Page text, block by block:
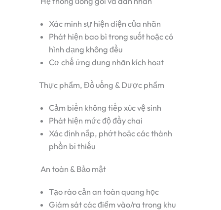
Xác minh sự hiện diện của nhãn
Phát hiện bao bì trong suốt hoặc có
hình dạng không đều
Cơ chế ứng dụng nhãn kích hoạt
Thực phẩm, Đồ uống & Dược phẩm
Cảm biến không tiếp xúc vệ sinh
Phát hiện mức độ đầy chai
Xác định nắp, phớt hoặc các thành
phần bị thiếu
An toàn & Bảo mật
Tạo rào cản an toàn quang học
Giám sát các điểm vào/ra trong khu